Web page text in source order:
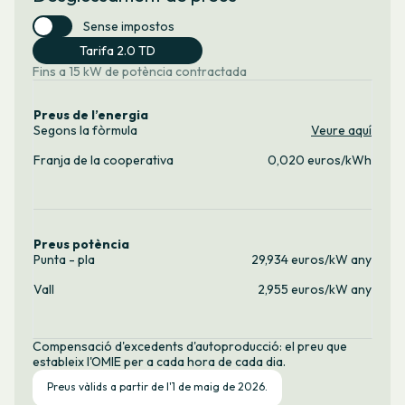
Sense impostos
Tarifa 2.0 TD
Fins a 15 kW de potència contractada
Preus de l’energia
Segons la fòrmula
Veure aquí
Franja de la cooperativa
0,020 euros/kWh
Preus potència
Punta - pla
29,934 euros/kW any
Vall
2,955 euros/kW any
Compensació d'excedents d'autoproducció: el preu que
estableix l'OMIE per a cada hora de cada dia.
Preus vàlids a partir de l'1 de maig de 2026.